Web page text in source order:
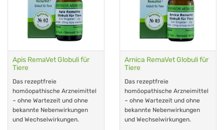
Apis RemaVet Globuli für
Tiere
Das rezeptfreie
homöopathische Arzneimittel
– ohne Wartezeit und ohne
bekannte Nebenwirkungen
und Wechselwirkungen.
Arnica RemaVet Globuli für
Tiere
Das rezeptfreie
homöopathische Arzneimittel
– ohne Wartezeit und ohne
bekannte Nebenwirkungen
und Wechselwirkungen.